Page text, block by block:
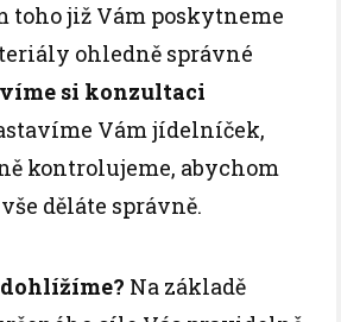
toho již Vám poskytneme
ohledně správné
si konzultaci
Vám jídelníček,
kontrolujeme, abychom
děláte správně.
Na základě